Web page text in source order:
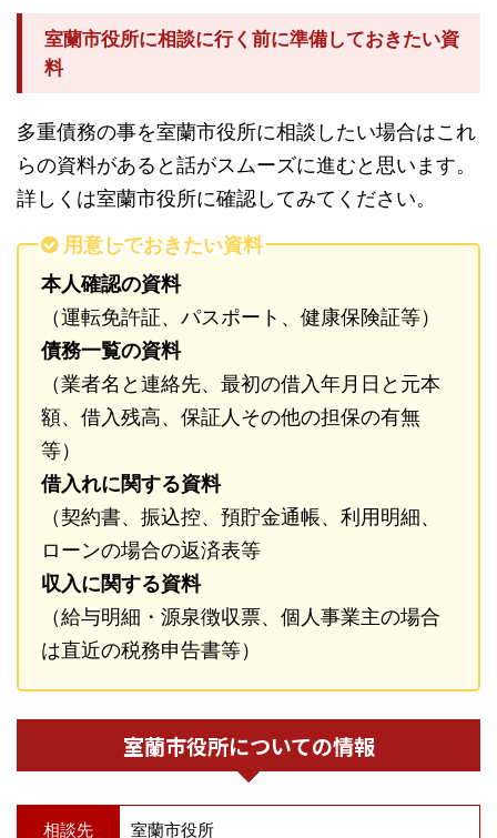
室蘭市役所に相談に行く前に準備しておきたい資
料
多重債務の事を室蘭市役所に相談したい場合はこれ
らの資料があると話がスムーズに進むと思います。
詳しくは室蘭市役所に確認してみてください。
用意しておきたい資料
本人確認の資料
（運転免許証、パスポート、健康保険証等）
債務一覧の資料
（業者名と連絡先、最初の借入年月日と元本
額、借入残高、保証人その他の担保の有無
等）
借入れに関する資料
（契約書、振込控、預貯金通帳、利用明細、
ローンの場合の返済表等
収入に関する資料
（給与明細・源泉徴収票、個人事業主の場合
は直近の税務申告書等）
室蘭市役所についての情報
相談先 室蘭市役所